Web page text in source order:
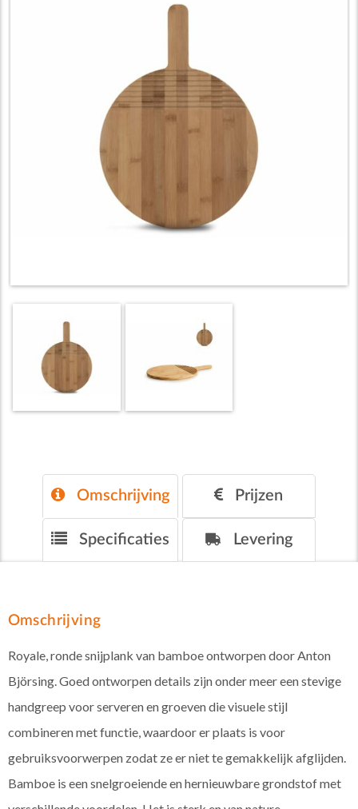
Omschrijving Prijzen
Specificaties Levering
Omschrijving
Royale, ronde snijplank van bamboe ontworpen door Anton
Björsing. Goed ontworpen details zijn onder meer een stevige
handgreep voor serveren en groeven die visuele stijl
combineren met functie, waardoor er plaats is voor
gebruiksvoorwerpen zodat ze er niet te gemakkelijk afglijden.
Bamboe is een snelgroeiende en hernieuwbare grondstof met